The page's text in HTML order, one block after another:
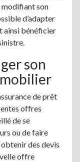
modifiant son
d’adapter
ainsi bénéficier
son
de prêt
offres
de se
ou de faire
des devis
offre